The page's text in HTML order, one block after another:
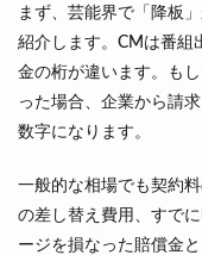
まず、芸能界で「降板
紹介します。CMは番組
金の桁が違います。も
った場合、企業から請
数字になります。
一般的な相場でも契約
の差し替え費用、すで
ージを損なった賠償金